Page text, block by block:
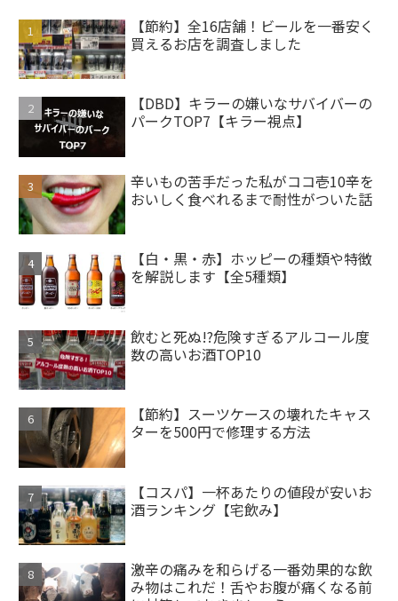
【節約】全16店舗！ビールを一番安く
買えるお店を調査しました
【DBD】キラーの嫌いなサバイバーの
パークTOP7【キラー視点】
辛いもの苦手だった私がココ壱10辛を
おいしく食べれるまで耐性がついた話
【白・黒・赤】ホッピーの種類や特徴
を解説します【全5種類】
飲むと死ぬ!?危険すぎるアルコール度
数の高いお酒TOP10
【節約】スーツケースの壊れたキャス
ターを500円で修理する方法
【コスパ】一杯あたりの値段が安いお
酒ランキング【宅飲み】
激辛の痛みを和らげる一番効果的な飲
み物はこれだ！舌やお腹が痛くなる前